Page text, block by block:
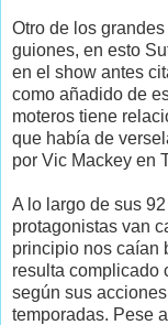
Otro de los
guiones, en esto
en el show antes
como añadido de
moteros tiene
que había de
por Vic Mackey en
A lo largo de sus
protagonistas van
principio nos caían
resulta complicado
según sus
temporadas. Pese